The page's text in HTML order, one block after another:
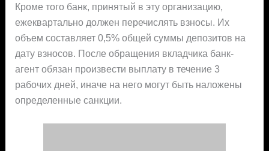
Кроме того банк, принятый в эту организацию,
ежеквартально должен перечислять взносы. Их
объем составляет 0,5% общей суммы депозитов на
дату взносов. После обращения вкладчика банк-
агент обязан произвести выплату в течение 3
рабочих дней, иначе на него могут быть наложены
определенные санкции.